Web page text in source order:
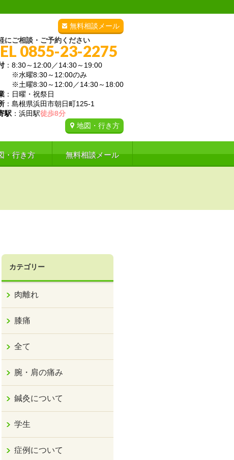
無料相談メール
にご相談・ご予約ください
0855-23-2275
：8:30～12:00／14:30～19:00
曜8:30～12:00のみ
曜8:30～12:00／14:30～18:00
：日曜・祝祭日
：島根県浜田市朝日町125-1
駅 ：浜田駅徒歩8分
地図・行き方
・行き方 無料相談メール
カテゴリー
肉離れ
膝痛
全て
腕・肩の痛み
鍼灸について
学生
症例について